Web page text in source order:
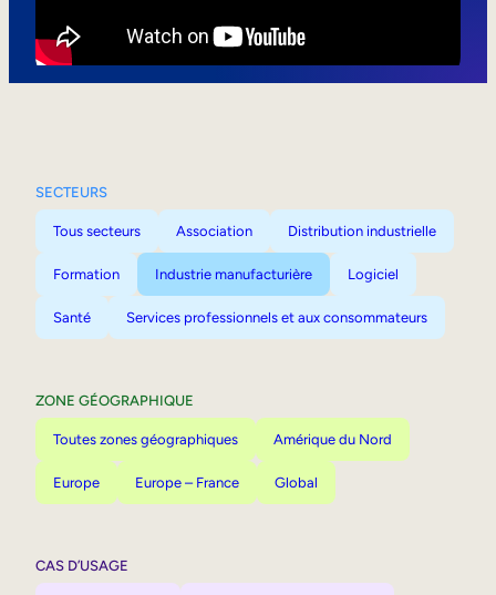
SECTEURS
Tous secteurs Association Distribution industrielle
Formation Industrie manufacturière Logiciel
Santé Services professionnels et aux consommateurs
ZONE GÉOGRAPHIQUE
Toutes zones géographiques Amérique du Nord
Europe Europe – France Global
CAS D’USAGE